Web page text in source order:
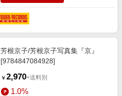
芳根京子/芳根京子写真集『京』
[9784847084928]
￥ 2,970+送料別
1.0%